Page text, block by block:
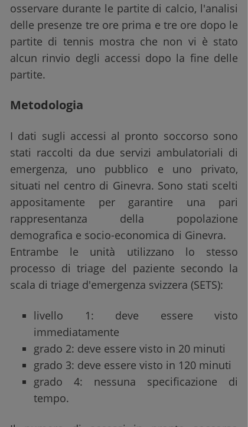
osservare durante le partite di calcio, l'analisi
delle presenze tre ore prima e tre ore dopo le
partite di tennis mostra che non vi è stato
alcun rinvio degli accessi dopo la fine delle
partite.
Metodologia
I dati sugli accessi al pronto soccorso sono
stati raccolti da due servizi ambulatoriali di
emergenza, uno pubblico e uno privato,
situati nel centro di Ginevra. Sono stati scelti
appositamente per garantire una pari
rappresentanza della popolazione
demografica e socio-economica di Ginevra.
Entrambe le unità utilizzano lo stesso
processo di triage del paziente secondo la
scala di triage d'emergenza svizzera (SETS):
livello 1: deve essere visto
immediatamente
grado 2: deve essere visto in 20 minuti
grado 3: deve essere visto in 120 minuti
grado 4: nessuna specificazione di
tempo.